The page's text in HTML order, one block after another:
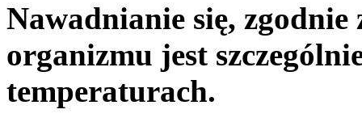
Nawadnianie się,
organizmu jest
temperaturach.